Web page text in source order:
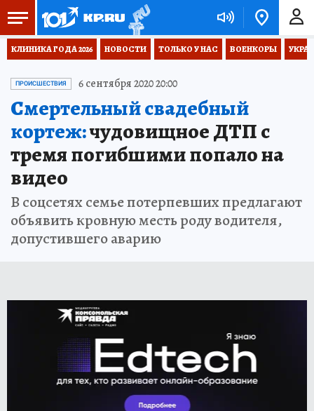
КЛИНИКА ГОДА 2026 НОВОСТИ ТОЛЬКО У НАС ВОЕНКОРЫ
ПРОИСШЕСТВИЯ 6 сентября 2020 20:00
Смертельный свадебный
кортеж:чудовищное ДТП с
тремя погибшими попало на
видео
В соцсетях семье потерпевших предлагают
объявить кровную месть роду водителя,
допустившего аварию